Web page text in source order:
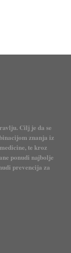
Cilj je da se
znanja iz
te kroz
ponudi najbolje
prevencija za